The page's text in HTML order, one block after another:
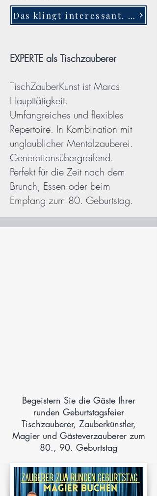
EXPERTE als Tischzauberer
TischZauberKunst ist Marcs
Haupttätigkeit.
Umfangreiches und flexibles
Repertoire. In Kombination mit
unglaublicher Mentalzauberei.
Generationsübergreifend.
Perfekt für die Zeit nach dem
Brunch, Essen oder beim
Empfang zum 80. Geburtstag.
Das klingt interessant. Mehr Infos bitte!
Begeistern Sie die Gäste Ihrer
runden Geburtstagsfeier
Tischzauberer, Zauberkünstler,
Magier und Gästeverzauberer zum
80., 90. Geburtstag